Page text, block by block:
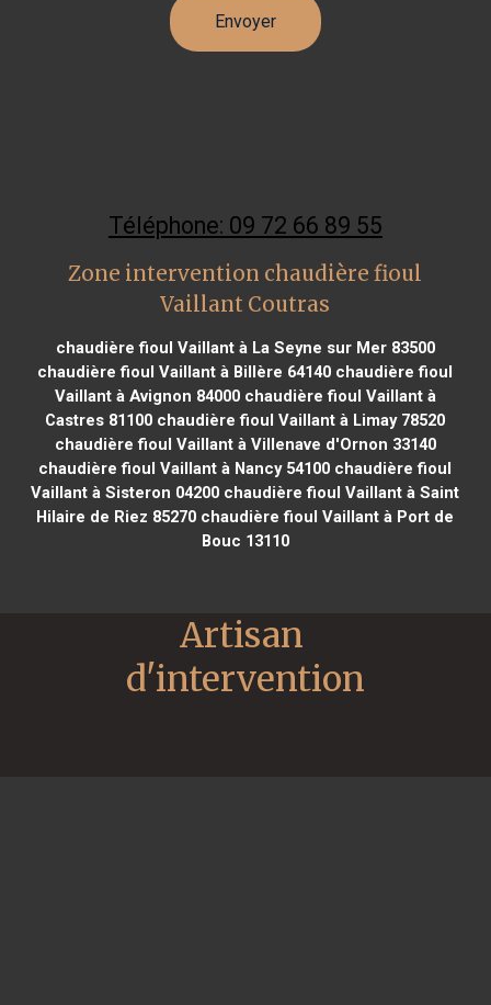
Téléphone: 09 72 66 89 55
Zone intervention chaudière fioul
Vaillant Coutras
chaudière fioul Vaillant à La Seyne sur Mer 83500
chaudière fioul Vaillant à Billère 64140 chaudière fioul
Vaillant à Avignon 84000chaudière fioul Vaillant à
Castres 81100 chaudière fioul Vaillant à Limay 78520
chaudière fioul Vaillant à Villenave d'Ornon 33140
chaudière fioul Vaillant à Nancy 54100 chaudière fioul
Vaillant à Sisteron 04200 chaudière fioul Vaillant à Saint
Hilaire de Riez 85270 chaudière fioul Vaillant à Port de
Bouc 13110
Artisan
d'intervention